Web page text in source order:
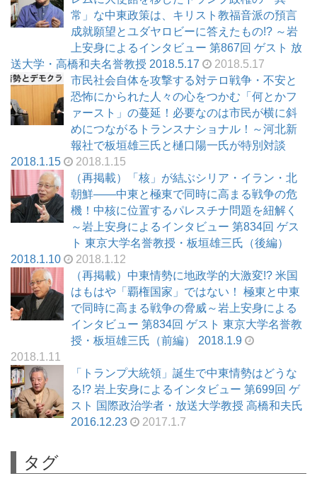
常」な中東政策は、キリスト教福音派の預言
成就願望とユダヤロビーに答えたもの!? ～岩
上安身によるインタビュー 第867回 ゲスト 放
送大学・高橋和夫名誉教授 2018.5.17
2018.5.17
市民社会自体を攻撃する対テロ戦争・不安と
恐怖にかられた人々の心をつかむ「何とかフ
ァースト」の蔓延！必要なのは市民が横に斜
めにつながるトランスナショナル！～河北新
報社で板垣雄三氏と樋口陽一氏が特別対談
2018.1.15
2018.1.15
（再掲載）「核」が結ぶシリア・イラン・北
朝鮮――中東と極東で同時に高まる戦争の危
機！中核に位置するパレスチナ問題を紐解く
～岩上安身によるインタビュー 第834回 ゲス
ト 東京大学名誉教授・板垣雄三氏（後編）
2018.1.10
2018.1.12
（再掲載）中東情勢に地政学的大激変!? 米国
はもはや「覇権国家」ではない！ 極東と中東
で同時に高まる戦争の脅威～岩上安身による
インタビュー 第834回 ゲスト 東京大学名誉教
授・板垣雄三氏（前編） 2018.1.9
2018.1.11
「トランプ大統領」誕生で中東情勢はどうな
る!? 岩上安身によるインタビュー 第699回 ゲ
スト 国際政治学者・放送大学教授 高橋和夫氏
2016.12.23
2017.1.7
タグ